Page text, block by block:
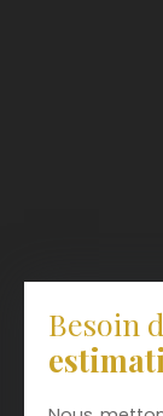
Besoin